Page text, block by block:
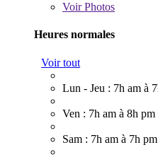
VoirPhotos
Heures normales
Voir tout
Lun - Jeu : 7h am à
Ven : 7h am à 8h pm
Sam : 7h am à 7h pm